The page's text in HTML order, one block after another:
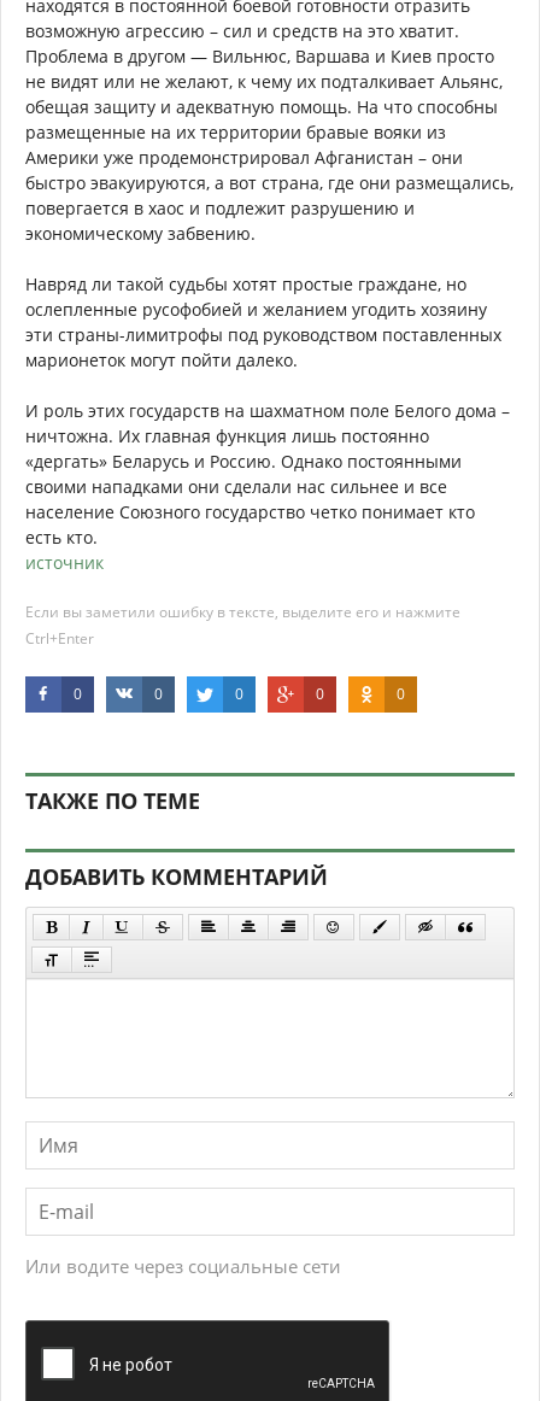
находятся в постоянной боевой готовности отразить
возможную агрессию – сил и средств на это хватит.
Проблема в другом — Вильнюс, Варшава и Киев просто
не видят или не желают, к чему их подталкивает Альянс,
обещая защиту и адекватную помощь. На что способны
размещенные на их территории бравые вояки из
Америки уже продемонстрировал Афганистан – они
быстро эвакуируются, а вот страна, где они размещались,
повергается в хаос и подлежит разрушению и
экономическому забвению.
Навряд ли такой судьбы хотят простые граждане, но
ослепленные русофобией и желанием угодить хозяину
эти страны-лимитрофы под руководством поставленных
марионеток могут пойти далеко.
И роль этих государств на шахматном поле Белого дома –
ничтожна. Их главная функция лишь постоянно
«дергать» Беларусь и Россию. Однако постоянными
своими нападками они сделали нас сильнее и все
население Союзного государство четко понимает кто
есть кто.
источник
Если вы заметили ошибку в тексте, выделите его и нажмите
Ctrl+Enter
0 0 0 0 0
ТАКЖЕ ПО ТЕМЕ
ДОБАВИТЬ КОММЕНТАРИЙ
Или водите через социальные сети